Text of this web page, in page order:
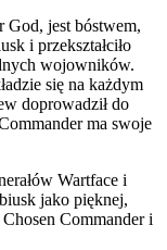
jest bóstwem,
i przekształciło
wojowników.
się na każdym
doprowadził do
ma swoje
Wartface i
jako pięknej,
Commander i